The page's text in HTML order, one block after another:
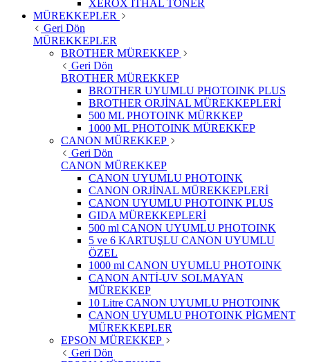
XEROX İTHAL TONER
MÜREKKEPLER
Geri Dön
MÜREKKEPLER
BROTHER MÜREKKEP
Geri Dön
BROTHER MÜREKKEP
BROTHER UYUMLU PHOTOINK PLUS
BROTHER ORJİNAL MÜREKKEPLERİ
500 ML PHOTOINK MÜRKKEP
1000 ML PHOTOINK MÜREKKEP
CANON MÜREKKEP
Geri Dön
CANON MÜREKKEP
CANON UYUMLU PHOTOINK
CANON ORJİNAL MÜREKKEPLERİ
CANON UYUMLU PHOTOINK PLUS
GIDA MÜREKKEPLERİ
500 ml CANON UYUMLU PHOTOINK
5 ve 6 KARTUŞLU CANON UYUMLU
ÖZEL
1000 ml CANON UYUMLU PHOTOINK
CANON ANTİ-UV SOLMAYAN
MÜREKKEP
10 Litre CANON UYUMLU PHOTOINK
CANON UYUMLU PHOTOINK PİGMENT
MÜREKKEPLER
EPSON MÜREKKEP
Geri Dön